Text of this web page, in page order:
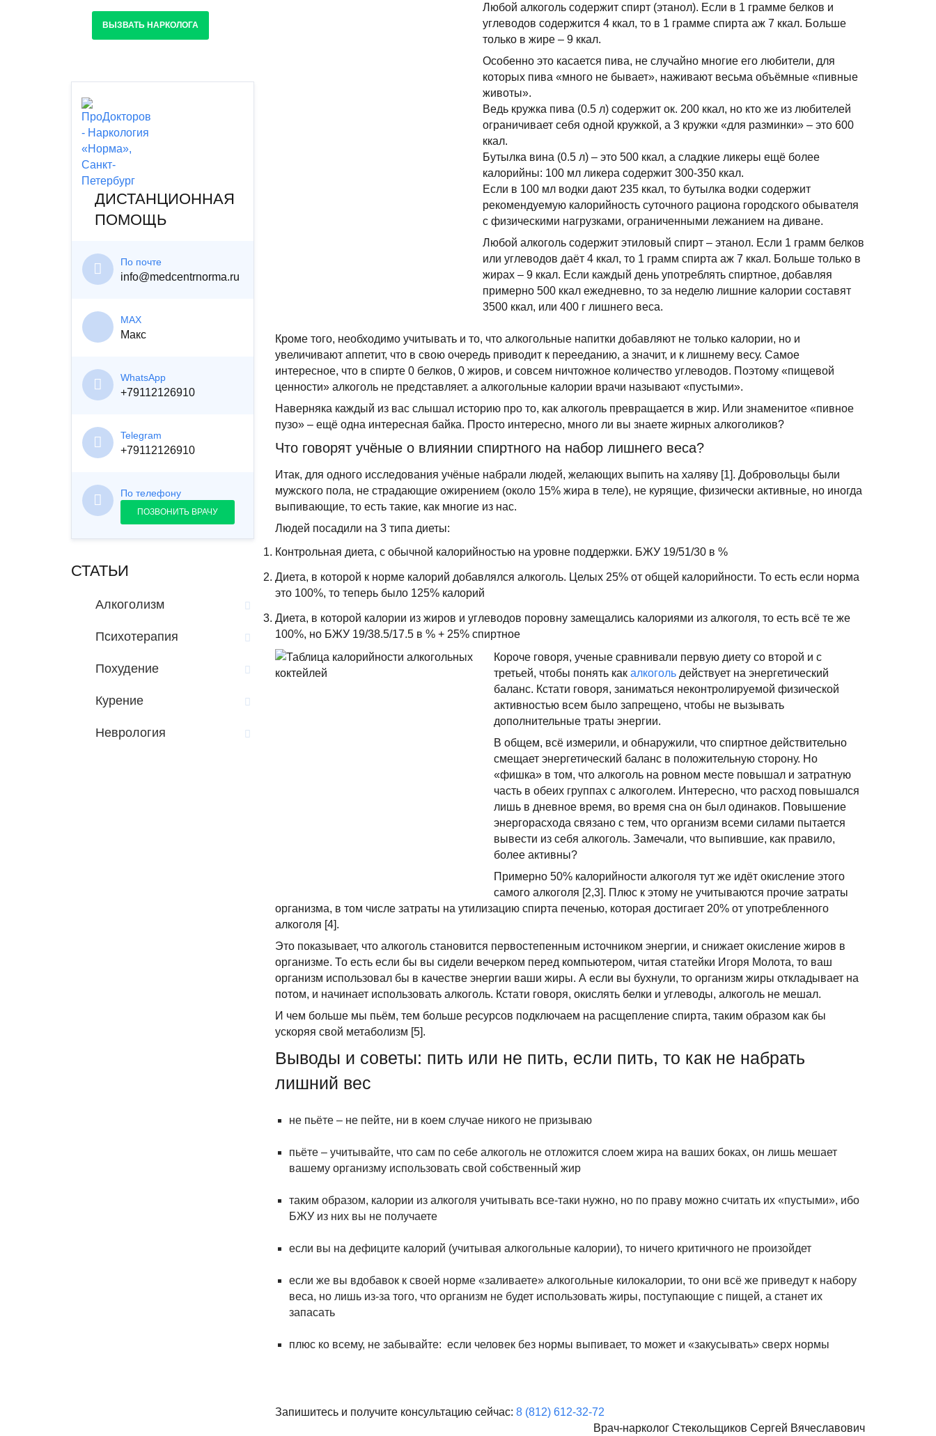
ВЫЗВАТЬ НАРКОЛОГА
ДИСТАНЦИОННАЯ
ПОМОЩЬ
По почте
info@medcentrnorma.ru
MAX
Макс
WhatsApp
+79112126910
Telegram
+79112126910
По телефону
ПОЗВОНИТЬ ВРАЧУ
СТАТЬИ
Алкоголизм
Психотерапия
Похудение
Курение
Неврология
Любой алкоголь содержит спирт (этанол). Если в 1 грамме белков и
углеводов содержится 4 ккал, то в 1 грамме спирта аж 7 ккал. Больше
только в жире – 9 ккал.
Особенно это касается пива, не случайно многие его любители, для
которых пива «много не бывает», наживают весьма объёмные «пивные
животы».
Ведь кружка пива (0.5 л) содержит ок. 200 ккал, но кто же из любителей
ограничивает себя одной кружкой, а 3 кружки «для разминки» – это 600
ккал.
Бутылка вина (0.5 л) – это 500 ккал, а сладкие ликеры ещё более
калорийны: 100 мл ликера содержит 300-350 ккал.
Если в 100 мл водки дают 235 ккал, то бутылка водки содержит
рекомендуемую калорийность суточного рациона городского обывателя
с физическими нагрузками, ограниченными лежанием на диване.
Любой алкоголь содержит этиловый спирт – этанол. Если 1 грамм белков
или углеводов даёт 4 ккал, то 1 грамм спирта аж 7 ккал. Больше только в
жирах – 9 ккал. Если каждый день употреблять спиртное, добавляя
примерно 500 ккал ежедневно, то за неделю лишние калории составят
3500 ккал, или 400 г лишнего веса.
Кроме того, необходимо учитывать и то, что алкогольные напитки добавляют не только калории, но и
увеличивают аппетит, что в свою очередь приводит к перееданию, а значит, и к лишнему весу. Самое
интересное, что в спирте 0 белков, 0 жиров, и совсем ничтожное количество углеводов. Поэтому «пищевой
ценности» алкоголь не представляет. а алкогольные калории врачи называют «пустыми».
Наверняка каждый из вас слышал историю про то, как алкоголь превращается в жир. Или знаменитое «пивное
пузо» – ещё одна интересная байка. Просто интересно, много ли вы знаете жирных алкоголиков?
Что говорят учёные о влиянии спиртного на набор лишнего веса?
Итак, для одного исследования учёные набрали людей, желающих выпить на халяву [1]. Добровольцы были
мужского пола, не страдающие ожирением (около 15% жира в теле), не курящие, физически активные, но иногда
выпивающие, то есть такие, как многие из нас.
Людей посадили на 3 типа диеты:
Контрольная диета, с обычной калорийностью на уровне поддержки. БЖУ 19/51/30 в %
Диета, в которой к норме калорий добавлялся алкоголь. Целых 25% от общей калорийности. То есть если норма
это 100%, то теперь было 125% калорий
Диета, в которой калории из жиров и углеводов поровну замещались калориями из алкоголя, то есть всё те же
100%, но БЖУ 19/38.5/17.5 в % + 25% спиртное
Короче говоря, ученые сравнивали первую диету со второй и с
третьей, чтобы понять как алкогольдействует на энергетический
баланс. Кстати говоря, заниматься неконтролируемой физической
активностью всем было запрещено, чтобы не вызывать
дополнительные траты энергии.
В общем, всё измерили, и обнаружили, что спиртное действительно
смещает энергетический баланс в положительную сторону. Но
«фишка» в том, что алкоголь на ровном месте повышал и затратную
часть в обеих группах с алкоголем. Интересно, что расход повышался
лишь в дневное время, во время сна он был одинаков. Повышение
энергорасхода связано с тем, что организм всеми силами пытается
вывести из себя алкоголь. Замечали, что выпившие, как правило,
более активны?
Примерно 50% калорийности алкоголя тут же идёт окисление этого
самого алкоголя [2,3]. Плюс к этому не учитываются прочие затраты
организма, в том числе затраты на утилизацию спирта печенью, которая достигает 20% от употребленного
алкоголя [4].
Это показывает, что алкоголь становится первостепенным источником энергии, и снижает окисление жиров в
организме. То есть если бы вы сидели вечерком перед компьютером, читая статейки Игоря Молота, то ваш
организм использовал бы в качестве энергии ваши жиры. А если вы бухнули, то организм жиры откладывает на
потом, и начинает использовать алкоголь. Кстати говоря, окислять белки и углеводы, алкоголь не мешал.
И чем больше мы пьём, тем больше ресурсов подключаем на расщепление спирта, таким образом как бы
ускоряя свой метаболизм [5].
Выводы и советы: пить или не пить, если пить, то как не набрать
лишний вес
не пьёте – не пейте, ни в коем случае никого не призываю
пьёте – учитывайте, что сам по себе алкоголь не отложится слоем жира на ваших боках, он лишь мешает
вашему организму использовать свой собственный жир
таким образом, калории из алкоголя учитывать все-таки нужно, но по праву можно считать их «пустыми», ибо
БЖУ из них вы не получаете
если вы на дефиците калорий (учитывая алкогольные калории), то ничего критичного не произойдет
если же вы вдобавок к своей норме «заливаете» алкогольные килокалории, то они всё же приведут к набору
веса, но лишь из-за того, что организм не будет использовать жиры, поступающие с пищей, а станет их
запасать
плюс ко всему, не забывайте: если человек без нормы выпивает, то может и «закусывать» сверх нормы
Запишитесь и получите консультацию сейчас: 8 (812) 612-32-72
Врач-нарколог Стекольщиков Сергей Вячеславович